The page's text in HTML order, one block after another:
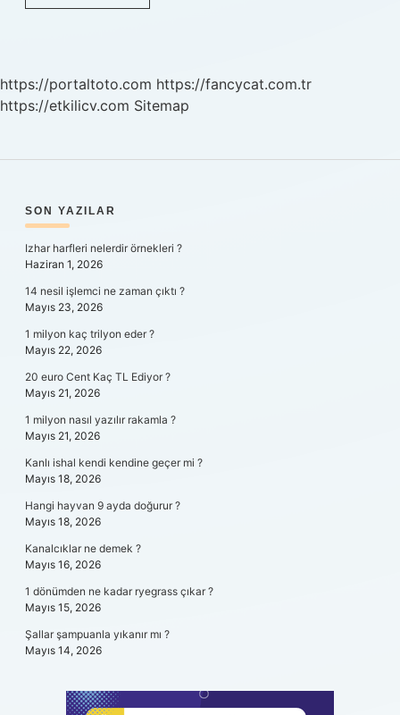
Olunca
https://portaltoto.com https://fancycat.com.tr
https://etkilicv.com Sitemap
SIDEBAR
SON YAZILAR
Izhar harfleri nelerdir örnekleri ?
Haziran 1, 2026
14 nesil işlemci ne zaman çıktı ?
Mayıs 23, 2026
1 milyon kaç trilyon eder ?
Mayıs 22, 2026
20 euro Cent Kaç TL Ediyor ?
Mayıs 21, 2026
1 milyon nasıl yazılır rakamla ?
Mayıs 21, 2026
Kanlı ishal kendi kendine geçer mi ?
Mayıs 18, 2026
Hangi hayvan 9 ayda doğurur ?
Mayıs 18, 2026
Kanalcıklar ne demek ?
Mayıs 16, 2026
1 dönümden ne kadar ryegrass çıkar ?
Mayıs 15, 2026
Şallar şampuanla yıkanır mı ?
Mayıs 14, 2026